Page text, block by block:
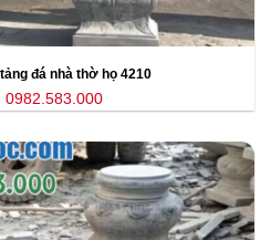
đá nhà thờ họ 4210
0982.583.000